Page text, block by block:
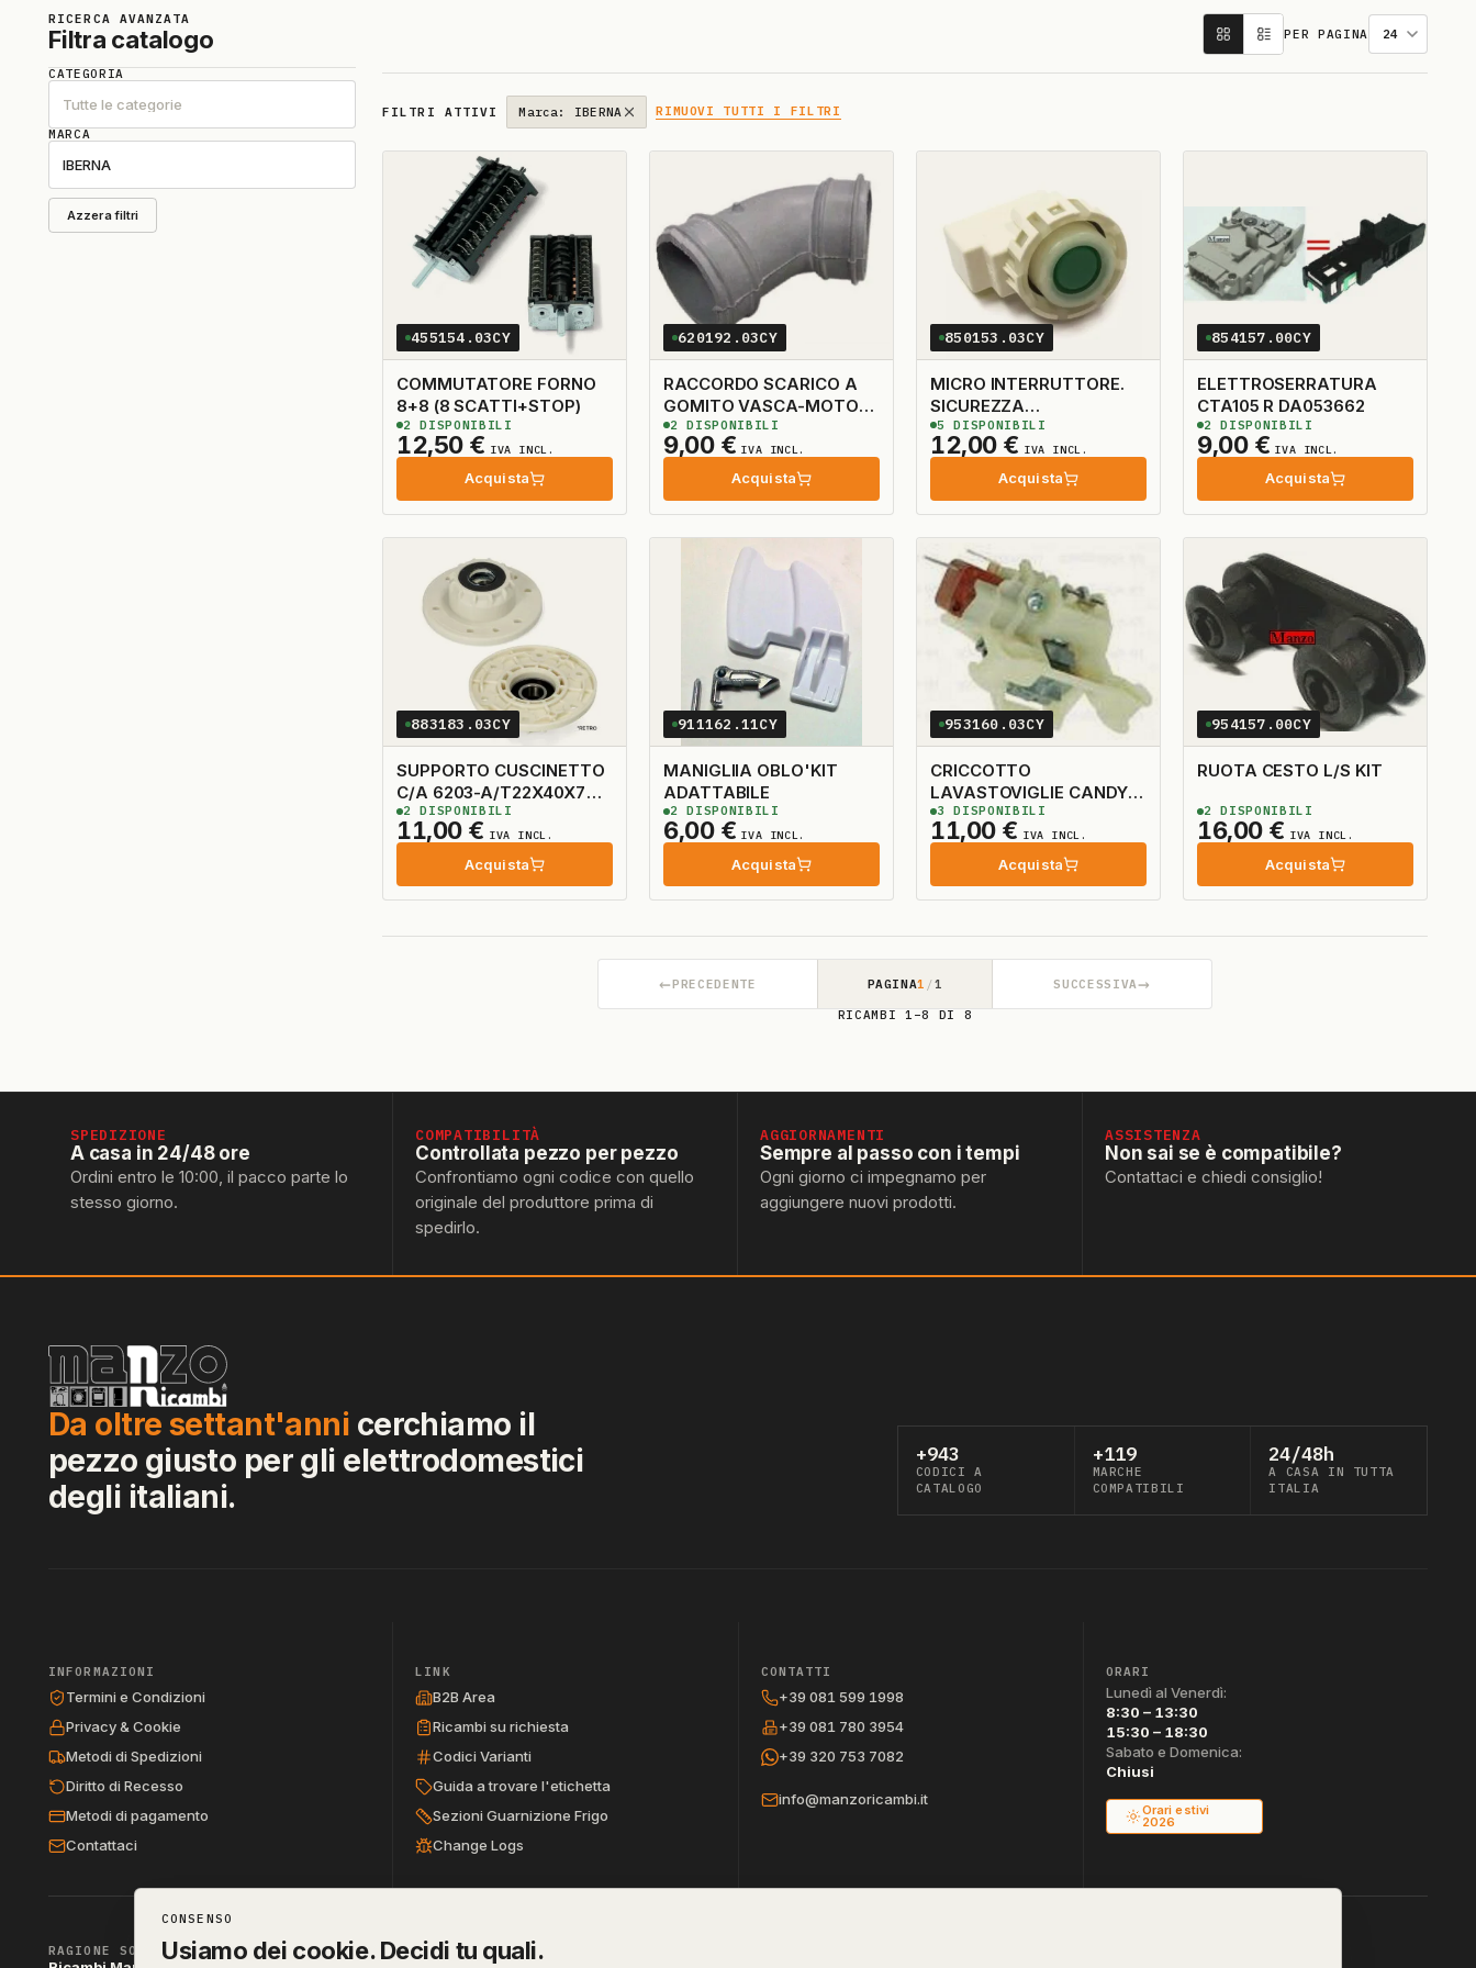
RICERCA AVANZATA
Filtra catalogo
CATEGORIA
Tutte le categorie
MARCA
IBERNA
Azzera filtri
PER PAGINA
FILTRI ATTIVI Marca: IBERNA RIMUOVI TUTTI I FILTRI
455154.03CY
COMMUTATORE FORNO
8+8 (8 SCATTI+STOP)
12,50 € IVA INCL.
Acquista
2 DISPONIBILI
620192.03CY
RACCORDO SCARICO A
GOMITO VASCA-MOTORE
LAVASTOVIGLIE
9,00 € IVA INCL.
Acquista
2 DISPONIBILI
850153.03CY
MICRO INTERRUTTORE.
SICUREZZA
LAVASTOVIGLIE
12,00 € IVA INCL.
Acquista
5 DISPONIBILI
854157.00CY
ELETTROSERRATURA
CTA105 R DA053662
9,00 € IVA INCL.
Acquista
2 DISPONIBILI
883183.03CY
SUPPORTO CUSCINETTO
C/A 6203-A/T22X40X7
D103
11,00 € IVA INCL.
Acquista
2 DISPONIBILI
911162.11CY
MANIGLIIA OBLO'KIT
ADATTABILE
6,00 € IVA INCL.
Acquista
2 DISPONIBILI
953160.03CY
CRICCOTTO
LAVASTOVIGLIE CANDY
ORIGINALE
11,00 € IVA INCL.
Acquista
3 DISPONIBILI
954157.00CY
RUOTA CESTO L/S KIT
16,00 € IVA INCL.
Acquista
2 DISPONIBILI
←PRECEDENTE PAGINA1 /1 SUCCESSIVA→
RICAMBI 1–8 DI 8
SPEDIZIONE
A casa in 24/48 ore
Ordini entro le 10:00, il pacco parte lo
stesso giorno.
COMPATIBILITÀ
Controllata pezzo per pezzo
Confrontiamo ogni codice con quello
originale del produttore prima di
spedirlo.
AGGIORNAMENTI
Sempre al passo con i tempi
Ogni giorno ci impegnamo per
aggiungere nuovi prodotti.
ASSISTENZA
Non sai se è compatibile?
Contattaci e chiedi consiglio!
Da oltre settant'anni cerchiamo il
pezzo giusto per gli elettrodomestici
degli italiani.
+943
CODICI A
CATALOGO
+119
MARCHE
COMPATIBILI
24/48h
A CASA IN TUTTA
ITALIA
INFORMAZIONI
Termini e Condizioni
Privacy & Cookie
Metodi di Spedizioni
Diritto di Recesso
Metodi di pagamento
Contattaci
LINK
B2B Area
Ricambi su richiesta
Codici Varianti
Guida a trovare l'etichetta
Sezioni Guarnizione Frigo
Change Logs
CONTATTI
+39 081 599 1998
+39 081 780 3954
+39 320 753 7082
info@manzoricambi.it
ORARI
Lunedì al Venerdì:
8:30 – 13:30
15:30 – 18:30
Sabato e Domenica:
Chiusi
Orari estivi
2026
RAGIONE SOCIALE
CONSENSO
Usiamo dei cookie. Decidi tu quali.